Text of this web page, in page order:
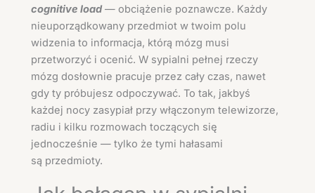
cognitive load— obciążenie poznawcze. Każdy
nieuporządkowany przedmiot w twoim polu
widzenia to informacja, którą mózg musi
przetworzyć i ocenić. W sypialni pełnej rzeczy
mózg dosłownie pracuje przez cały czas, nawet
gdy ty próbujesz odpoczywać. To tak, jakbyś
każdej nocy zasypiał przy włączonym telewizorze,
radiu i kilku rozmowach toczących się
jednocześnie — tylko że tymi hałasami
są przedmioty.